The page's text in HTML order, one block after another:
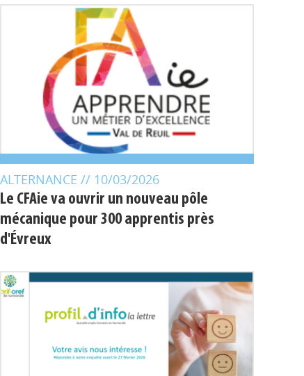
ALTERNANCE// 10/03/2026
Le CFAie va ouvrir un nouveau pôle
mécanique pour 300 apprentis près